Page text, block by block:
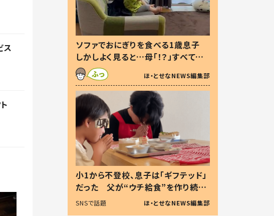
ス
ソファでおにぎりを食べる1歳息子
しかしよく見ると…母「！？」すべてを
察した母の投稿に「可愛いから許
す！」「現行犯〜」
ほ・とせなNEWS編集部
小1から不登校、息子は「ギフテッド」
だった 父が“ウチ給食”を作り続け
る理由とは #令和の親 #令和の子
SNSで話題 ほ・とせなNEWS編集部